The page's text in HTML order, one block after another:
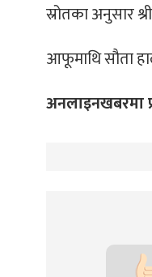
स्रोतका अनुसार
आफूमाथि सौता
अनलाइनखबरमा